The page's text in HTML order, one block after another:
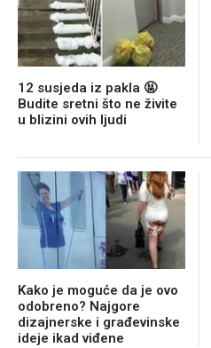
12 susjeda iz pakla 🤬
Budite sretni što ne živite
u blizini ovih ljudi
Kako je moguće da je ovo
odobreno? Najgore
dizajnerske i građevinske
ideje ikad viđene